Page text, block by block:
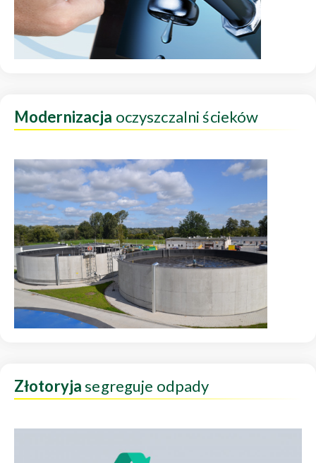
Modernizacja oczyszczalni ścieków
Złotoryjasegreguje odpady